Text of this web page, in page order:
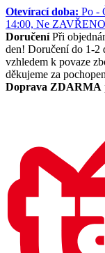
Otevírací doba: Po -
14:00, Ne ZAVŘENO
DoručeníPři
den! Doručení do 1-
vzhledem k povaze
děkujeme za
Doprava ZDARMA